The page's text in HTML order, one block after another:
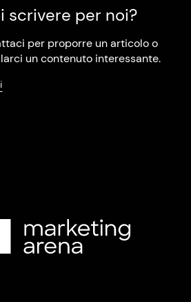
scrivere per noi?
per proporre un articolo o
un contenuto interessante.